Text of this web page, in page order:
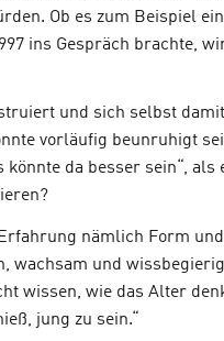
Ob es zum Beispiel
ins Gespräch brachte,
und sich selbst
vorläufig beunruhigt
da besser sein“, als
nämlich Form und
wachsam und
wissen, wie das Alter
jung zu sein.“